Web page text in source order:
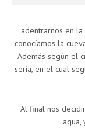
adentrarnos en
conocíamos la
Además según el
sería, en el cual
Al final nos
agua,